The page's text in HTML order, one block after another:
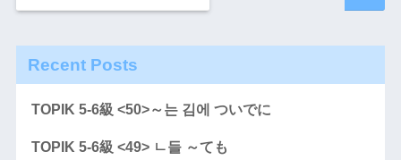
Recent Posts
TOPIK 5-6級 <50>～는 김에 ついでに
TOPIK 5-6級 <49> ㄴ들 ～ても